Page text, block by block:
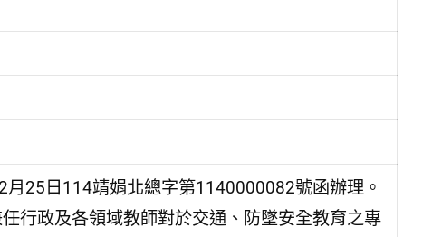
25日114靖娟北總字第1140000082號函辦理。
行政及各領域教師對於交通、防墜安全教育之專